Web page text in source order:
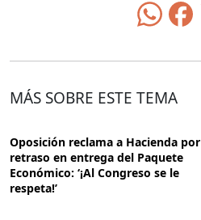
MÁS SOBRE ESTE TEMA
Oposición reclama a Hacienda por
retraso en entrega del Paquete
Económico: ‘¡Al Congreso se le
respeta!’